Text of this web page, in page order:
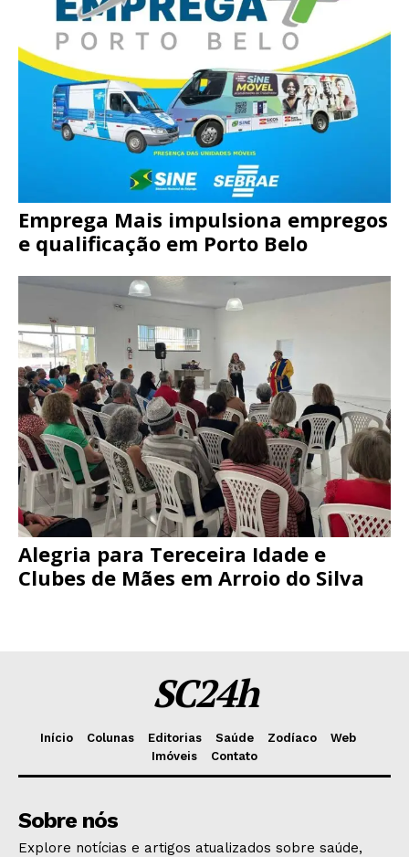
Emprega Mais impulsiona empregos
e qualificação em Porto Belo
Alegria para Tereceira Idade e
Clubes de Mães em Arroio do Silva
SC24h
Início Colunas Editorias Saúde Zodíaco
Web
Imóveis
Contato
Sobre nós
Explore notícias e artigos atualizados sobre saúde,